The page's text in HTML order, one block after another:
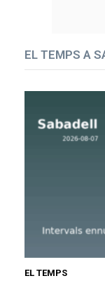
EL TEMPS A
EL TEMPS